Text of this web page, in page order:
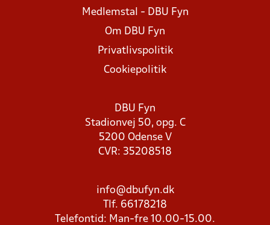
Medlemstal - DBU Fyn
Om DBU Fyn
Privatlivspolitik
Cookiepolitik
DBU Fyn
Stadionvej 50, opg. C
5200 Odense V
CVR: 35208518
info@dbufyn.dk
Tlf. 66178218
Telefontid: Man-fre 10.00-15.00.